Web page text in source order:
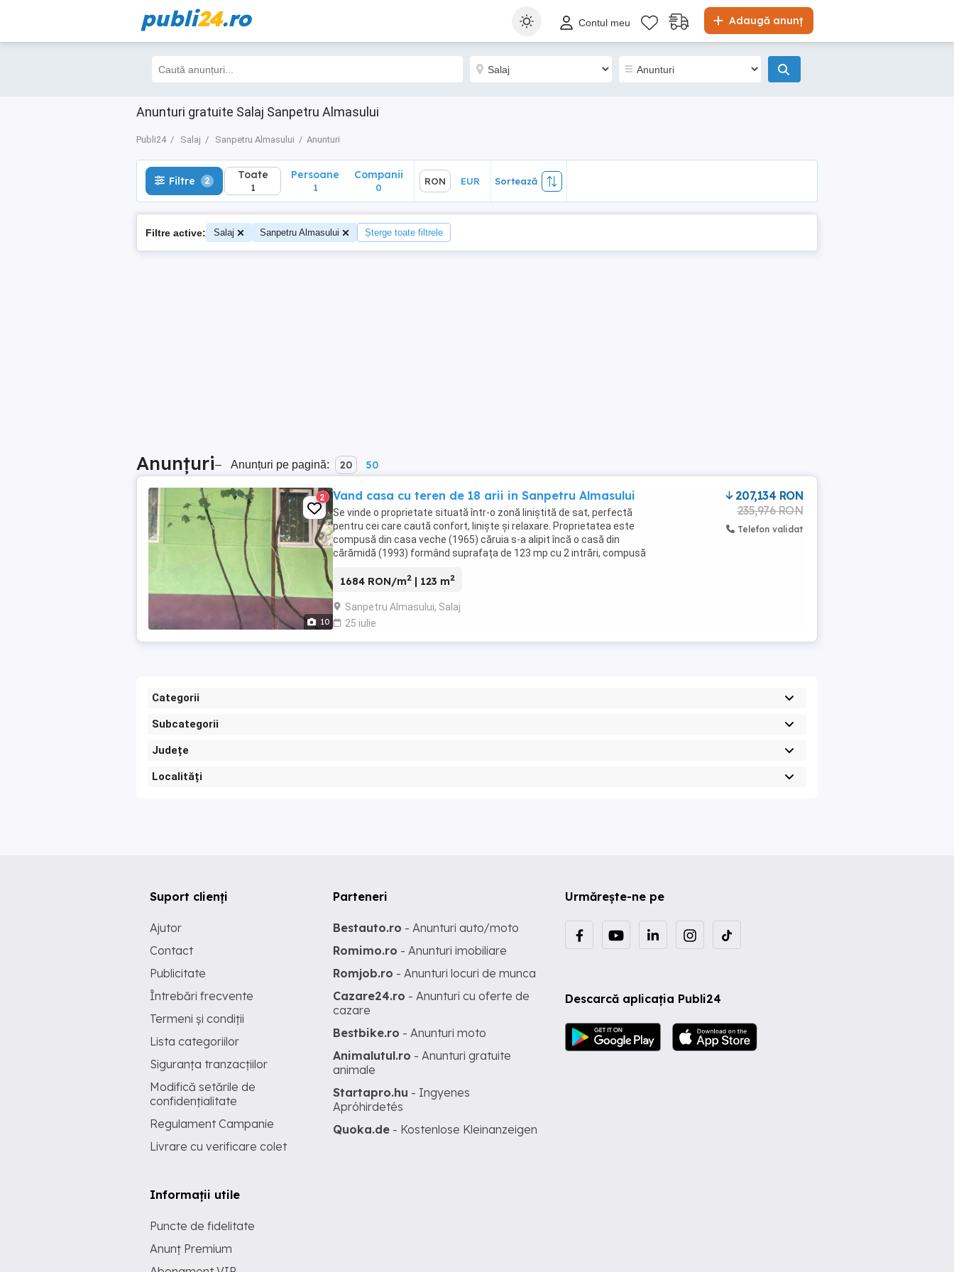
publi24.ro Adaugă anunț
Contul meu
Anunturi gratuite Salaj Sanpetru Almasului
Publi24 Salaj Sanpetru Almasului Anunturi
Filtre 2 Toate
1
Sortează
Filtre 2 Toate
1
Persoane
1
Companii
0
RON EUR Sortează
Filtre active: Salaj Sanpetru Almasului Șterge toate filtrele
Anunțuri– Anunțuri pe pagină: 20 50
10
2 Vand casa cu teren de 18 arii in Sanpetru Almasului
Se vinde o proprietate situată într-o zonă liniștită de sat, perfectă
pentru cei care caută confort, liniște și relaxare. Proprietatea este
compusă din casa veche (1965) căruia s-a alipit încă o casă din
cărămidă (1993) formând suprafața de 123 mp cu 2 intrări, compusă
1684 RON/m2 | 123 m2
Sanpetru Almasului, Salaj
25 iulie
207,134 RON
235,976 RON
Telefon validat
Categorii
Subcategorii
Județe
Localități
Urmărește-ne pe
Descarcă aplicația Publi24
Suport clienți
Ajutor
Contact
Publicitate
Întrebări frecvente
Termeni și condiții
Lista categoriilor
Siguranța tranzacțiilor
Modifică setările de
confidențialitate
Regulament Campanie
Livrare cu verificare colet
Informații utile
Puncte de fidelitate
Anunț Premium
Parteneri
Bestauto.ro - Anunturi auto/moto
Romimo.ro - Anunturi imobiliare
Romjob.ro - Anunturi locuri de munca
Cazare24.ro - Anunturi cu oferte de
cazare
Bestbike.ro - Anunturi moto
Animalutul.ro - Anunturi gratuite
animale
Startapro.hu - Ingyenes
Apróhirdetés
Quoka.de - Kostenlose Kleinanzeigen